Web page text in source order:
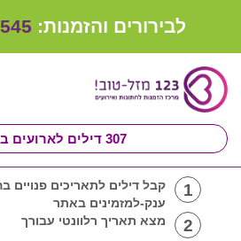
לבירורים והזמנות:
307 דילים לארועים
ספקים לחתונה מומלצים
1
קבל דילים לתאריכים פנויים
ענק-למזמינים באתר
2 מצא תאריך רלוונטי עבורך